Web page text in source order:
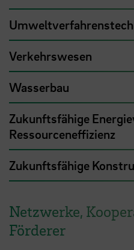
Verkehrswesen
Wasserbau
Zukunftsfähige
Ressourceneffizienz
Zukunftsfähige
Netzwerke,
Förderer